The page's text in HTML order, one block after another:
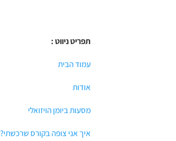
תפריט ניווט :
עמוד הבית
אודות
מסעות ביומן הויזואלי
איך אני צופה בקורס שרכשתי?